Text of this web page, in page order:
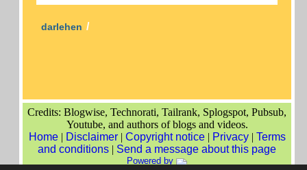
darlehen /
Credits: Blogwise, Technorati, Tailrank, Splogspot, Pubsub,
Youtube, and authors of blogs and videos.
Home| Disclaimer| Copyright notice| Privacy| Terms
and conditions | Send a message about this page
Powered by